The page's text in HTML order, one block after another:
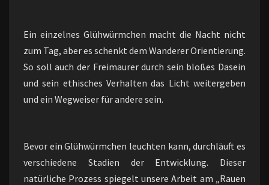
Ein einzelnes Glühwürmchen macht die Nacht nicht
zum Tag, aber es schenkt dem Wanderer Orientierung.
So soll auch der Freimaurer durch sein bloßes Dasein
und sein ethisches Verhalten das Licht weitergeben
und ein Wegweiser für andere sein.
Bevor ein Glühwürmchen leuchten kann, durchläuft es
verschiedene Stadien der Entwicklung. Dieser
natürliche Prozess spiegelt unsere Arbeit am „Rauen